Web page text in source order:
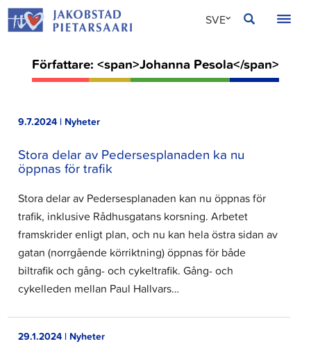
Hoppa
till
SVE
ENG
Författare: <span>Johanna Pesola</span>
9.7.2024 | Nyheter
Stora delar av Pedersesplanaden ka nu
öppnas för trafik
Stora delar av Pedersesplanaden kan nu öppnas för
trafik, inklusive Rådhusgatans korsning. Arbetet
framskrider enligt plan, och nu kan hela östra sidan av
gatan (norrgående körriktning) öppnas för både
biltrafik och gång- och cykeltrafik. Gång- och
cykelleden mellan Paul Hallvars…
29.1.2024 | Nyheter